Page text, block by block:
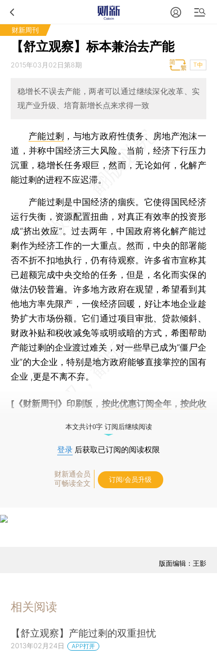
财新周刊
【舒立观察】标本兼治去产能
2015年03月02日第8期 T中
稳增长不误去产能，两者可以通过继续深化改革、实
现产业升级、培育新增长点来求得一致
产能过剩 ，与地方政府性债务、房地产泡沫一
道，并称中国经济三大风险。当前，经济下行压力
沉重，稳增长任务艰巨，然而，无论如何，化解产
能过剩的进程不应迟滞。
产能过剩是中国经济的痼疾。它使得国民经济
运行失衡，资源配置扭曲，对真正有效率的投资形
成“挤出效应”。过去两年，中国政府将化解产能过
剩作为经济工作的一大重点。然而，中央的部署能
否不折不扣地执行，仍有待观察。许多省市宣称其
已超额完成中央交给的任务，但是，名化而实保的
做法仍较普遍。许多地方政府在观望，希望看到其
他地方率先限产，一俟经济回暖，好让本地企业趁
势扩大市场份额。它们通过项目审批、贷款倾斜、
财政补贴和税收减免等或明或暗的方式，希图帮助
产能过剩的企业渡过难关，对一些早已成为“僵尸企
业”的大企业，特别是地方政府能够直接掌控的国有
企业 ,更是不离不弃。
[《财新周刊》印刷版， 按此优惠订阅全年， 按此收
本文共计0字 订阅后继续阅读
登录 后获取已订阅的阅读权限
财新通会员
可畅读全文
订阅/会员升级
版面编辑：王影
相关阅读
【舒立观察】产能过剩的双重担忧
2013年02月24日 APP打开